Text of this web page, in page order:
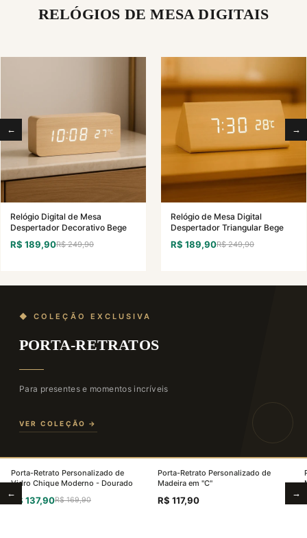
RELÓGIOS DE MESA DIGITAIS
← →
Relógio Digital de Mesa
Despertador Decorativo Bege
R$ 189,90R$ 249,90
Relógio de Mesa Digital
Despertador Triangular Bege
R$ 189,90R$ 249,90
◆ COLEÇÃO EXCLUSIVA
PORTA-RETRATOS
Para presentes e momentos incríveis
VER COLEÇÃO →
← →
01
Porta-Retrato Personalizado de
Vidro Chique Moderno - Dourado
R$ 137,90R$ 169,90
02
Porta-Retrato Personalizado de
Madeira em "C"
R$ 117,90